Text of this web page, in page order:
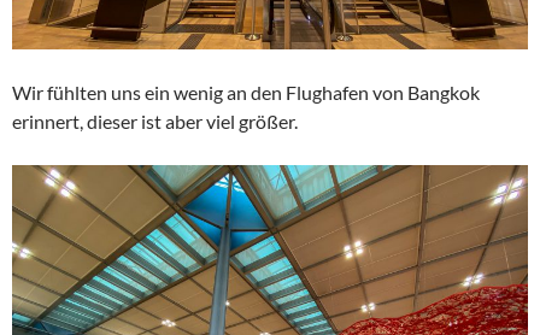
Wir fühlten uns ein wenig an den Flughafen von Bangkok
erinnert, dieser ist aber viel größer.